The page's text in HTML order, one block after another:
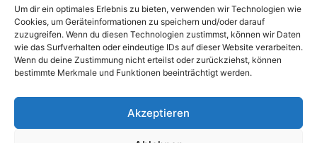
Um dir ein optimales Erlebnis zu bieten, verwenden wir Technologien wie
Cookies, um Geräteinformationen zu speichern und/oder darauf
zuzugreifen. Wenn du diesen Technologien zustimmst, können wir Daten
wie das Surfverhalten oder eindeutige IDs auf dieser Website verarbeiten.
Wenn du deine Zustimmung nicht erteilst oder zurückziehst, können
bestimmte Merkmale und Funktionen beeinträchtigt werden.
Akzeptieren
h
i
v
Unterstützt von: